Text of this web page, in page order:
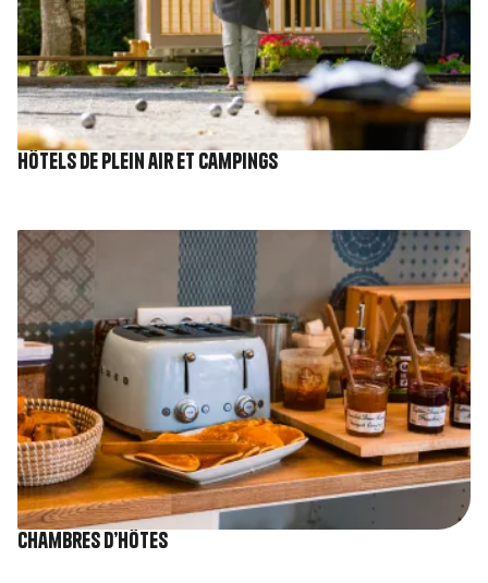
Hôtels de plein air et Campings
Image
Chambres d’hôtes